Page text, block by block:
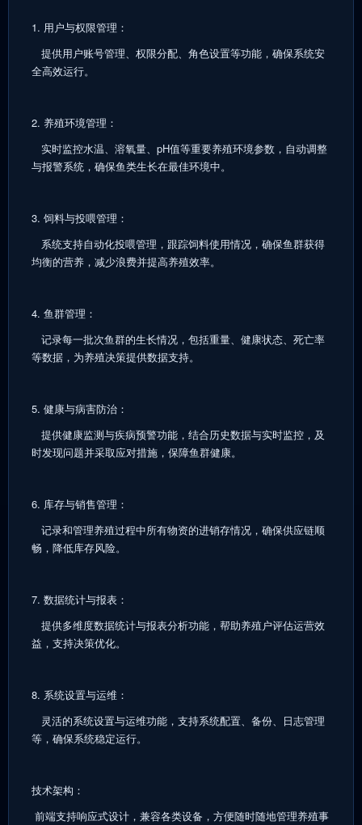
1. 用户与权限管理：
提供用户账号管理、权限分配、角色设置等功能，确保系统安
全高效运行。
2. 养殖环境管理：
实时监控水温、溶氧量、pH值等重要养殖环境参数，自动调整
与报警系统，确保鱼类生长在最佳环境中。
3. 饲料与投喂管理：
系统支持自动化投喂管理，跟踪饲料使用情况，确保鱼群获得
均衡的营养，减少浪费并提高养殖效率。
4. 鱼群管理：
记录每一批次鱼群的生长情况，包括重量、健康状态、死亡率
等数据，为养殖决策提供数据支持。
5. 健康与病害防治：
提供健康监测与疾病预警功能，结合历史数据与实时监控，及
时发现问题并采取应对措施，保障鱼群健康。
6. 库存与销售管理：
记录和管理养殖过程中所有物资的进销存情况，确保供应链顺
畅，降低库存风险。
7. 数据统计与报表：
提供多维度数据统计与报表分析功能，帮助养殖户评估运营效
益，支持决策优化。
8. 系统设置与运维：
灵活的系统设置与运维功能，支持系统配置、备份、日志管理
等，确保系统稳定运行。
技术架构：
前端支持响应式设计，兼容各类设备，方便随时随地管理养殖事